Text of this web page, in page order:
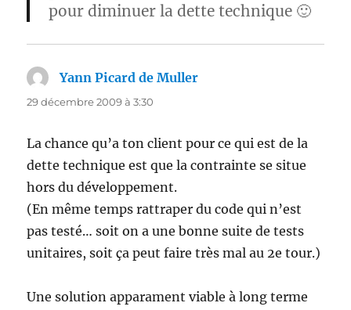
pour diminuer la dette technique 🙂
Yann Picard de Muller
29 décembre 2009 à 3:30
La chance qu’a ton client pour ce qui est de la
dette technique est que la contrainte se situe
hors du développement.
(En même temps rattraper du code qui n’est
pas testé… soit on a une bonne suite de tests
unitaires, soit ça peut faire très mal au 2e tour.)
Une solution apparament viable à long terme